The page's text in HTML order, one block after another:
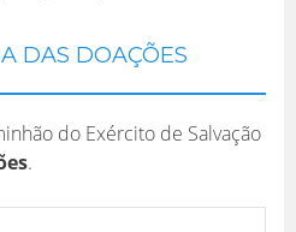
DAS DOAÇÕES
do Exército de Salvação
.